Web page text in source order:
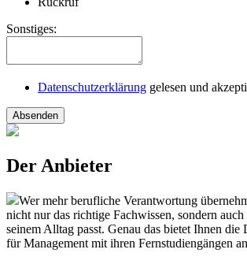
Sonstiges:
Datenschutzerklärung gelesen und
Absenden
Der Anbieter
Wer mehr berufliche Verantwortung
nicht nur das richtige Fachwissen, sondern
seinem Alltag passt. Genau das bietet Ihnen die
für Management mit ihren Fernstudiengängen